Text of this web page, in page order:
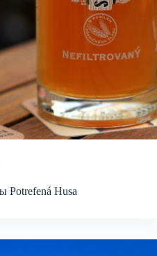
Potrefená Husa